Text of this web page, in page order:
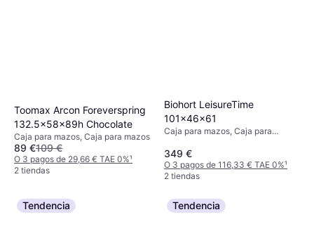
Toomax Arcon Foreverspring
132.5x58x89h Chocolate
Caja para mazos, Caja para mazos
89 €109 €
O 3 pagos de 29,66 € TAE 0%¹
2 tiendas
Biohort LeisureTime
101x46x61
Caja para mazos, Caja para
349 €
O 3 pagos de 116,33 € TAE 0%¹
2 tiendas
Tendencia Tendencia